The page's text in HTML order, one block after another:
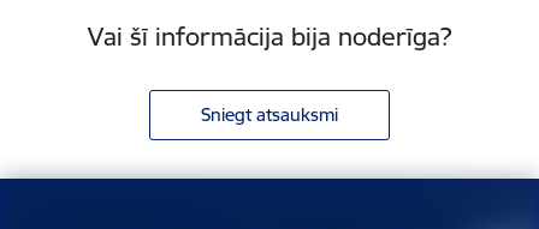
Vai šī informācija bija noderīga?
Sniegt atsauksmi